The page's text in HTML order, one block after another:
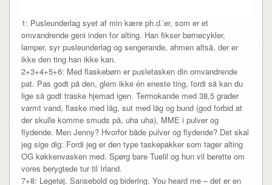
1: Pusleunderlag syet af min kære ph.d.’er, som er et
omvandrende geni inden for alting. Han fikser børnecykler,
lamper, syr pusleunderlag og sengerande, ahmen altså, der er
ikke den ting han ikke kan.
2+3+4+5+6: Med flaskebørn er pusletasken din omvandrende
pat. Pas godt på den, glem ikke én eneste ting, fordi så kan du
lige så godt traske hjemad igen. Termokande med 38,5 grader
varmt vand, flaske med låg, sut med låg og bund (god forbid at
der skulle komme smuds på, uha uha), MME i pulver og
flydende. Men Jenny? Hvorfor både pulver og flydende? Det skal
jeg sige dig: Fordi jeg er den type taskepakker som tager alting
OG køkkenvasken med. Spørg bare Tuelil og hun vil berette om
vores berygtede tur til Irland.
7+8: Legetøj. Sansebold og bidering. You heard me – det er en